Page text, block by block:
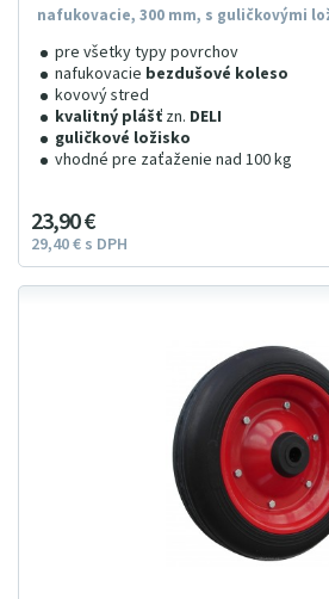
nafukovacie, 300 mm, s guličkovými
pre všetky typy povrchov
nafukovacie bezdušové koleso
kovový stred
kvalitný plášť zn. DELI
guličkové ložisko
vhodné pre zaťaženie nad 100 kg
23 90€
29 40€ s DPH